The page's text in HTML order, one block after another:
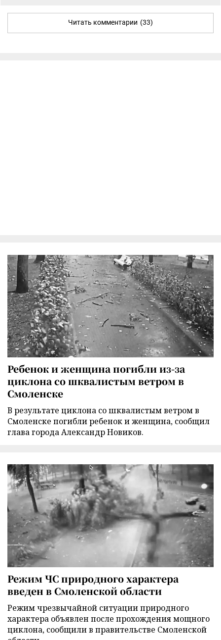
Читать комментарии (33)
Ребенок и женщина погибли из-за
циклона со шквалистым ветром в
Смоленске
В результате циклона со шквалистым ветром в
Смоленске погибли ребенок и женщина, сообщил
глава города Александр Новиков.
Режим ЧС природного характера
введен в Смоленской области
Режим чрезвычайной ситуации природного
характера объявлен после прохождения мощного
циклона, сообщили в правительстве Смоленской